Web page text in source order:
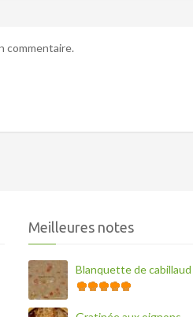
commentaire.
Meilleures notes
Blanquette de cabillaud